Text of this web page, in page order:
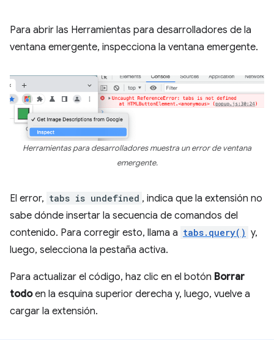
Para abrir las Herramientas para desarrolladores de la
ventana emergente, inspecciona la ventana emergente.
Herramientas para desarrolladores muestra un error de ventana
emergente.
El error, tabs is undefined , indica que la extensión no
sabe dónde insertar la secuencia de comandos del
contenido. Para corregir esto, llama a tabs.query() y,
luego, selecciona la pestaña activa.
Para actualizar el código, haz clic en el botón Borrar
todoen la esquina superior derecha y, luego, vuelve a
cargar la extensión.